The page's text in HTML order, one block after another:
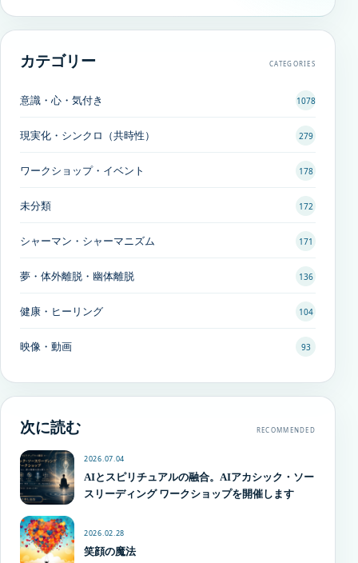
カテゴリー CATEGORIES
意識・心・気付き 1078
現実化・シンクロ（共時性） 279
ワークショップ・イベント 178
未分類 172
シャーマン・シャーマニズム 171
夢・体外離脱・幽体離脱 136
健康・ヒーリング 104
映像・動画 93
次に読む RECOMMENDED
2026.07.04
AIとスピリチュアルの融合。AIアカシック・ソー
スリーディング ワークショップを開催します
2026.02.28
笑顔の魔法